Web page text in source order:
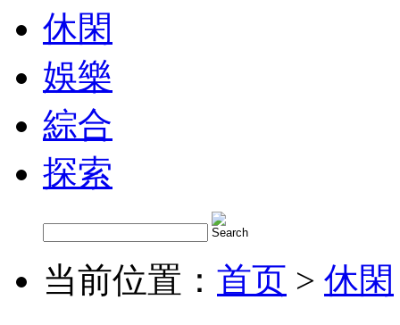
休閑
娛樂
綜合
探索
当前位置： 首页 > 休閑